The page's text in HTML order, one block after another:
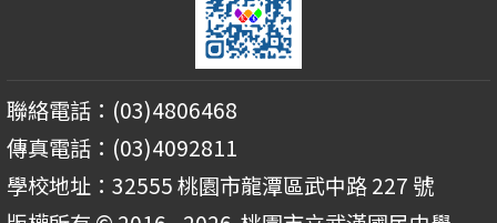
聯絡電話：(03)4806468
傳真電話：(03)4092811
學校地址：32555 桃園市龍潭區武中路 227 號